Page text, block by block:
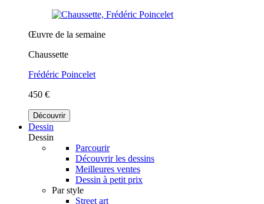
Œuvre de la semaine
Chaussette
Frédéric Poincelet
450 €
Découvrir
Dessin
Dessin
Parcourir
Découvrir les dessins
Meilleures ventes
Dessin à petit prix
Par style
Street art